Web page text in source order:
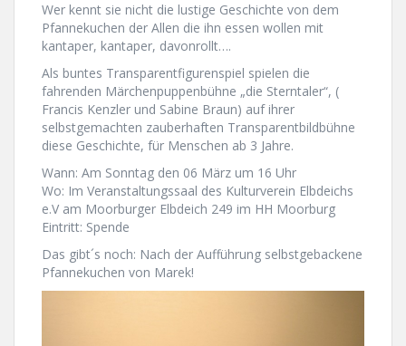
Wer kennt sie nicht die lustige Geschichte von dem
Pfannekuchen der Allen die ihn essen wollen mit
kantaper, kantaper, davonrollt….
Als buntes Transparentfigurenspiel spielen die
fahrenden Märchenpuppenbühne „die Sterntaler“, (
Francis Kenzler und Sabine Braun) auf ihrer
selbstgemachten zauberhaften Transparentbildbühne
diese Geschichte, für Menschen ab 3 Jahre.
Wann: Am Sonntag den 06 März um 16 Uhr
Wo: Im Veranstaltungssaal des Kulturverein Elbdeichs
e.V am Moorburger Elbdeich 249 im HH Moorburg
Eintritt: Spende
Das gibt´s noch: Nach der Aufführung selbstgebackene
Pfannekuchen von Marek!